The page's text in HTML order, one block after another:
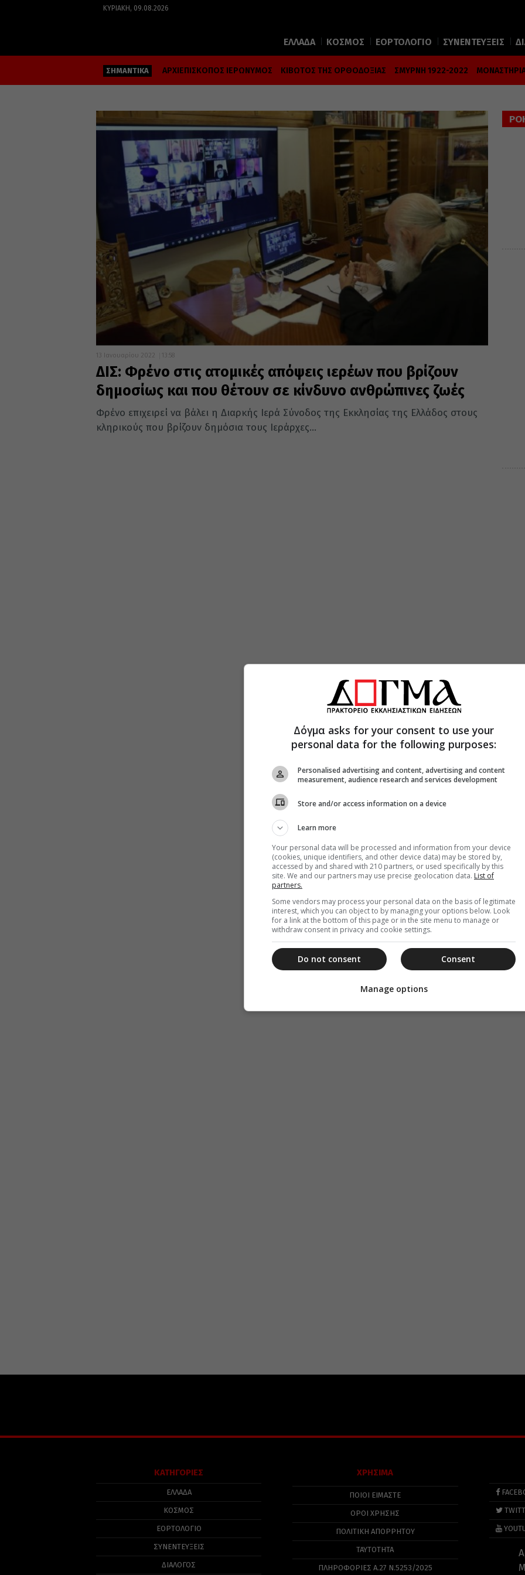
ΚΥΡΙΑΚΉ, 09.08.2026
ΕΛΛΑΔΑ ΚΟΣΜΟΣ ΕΟΡΤΟΛΟΓΙΟ ΣΥΝΕΝΤΕΥΞΕΙΣ
ΣΗΜΑΝΤΙΚΑ ΑΡΧΙΕΠΙΣΚΟΠΟΣ ΙΕΡΩΝΥΜΟΣ ΚΙΒΩΤΟΣ ΤΗΣ ΟΡΘΟΔΟΞΙΑΣ ΣΜΥΡΝΗ 1922-2022
13 Ιανουαρίου 2022 13:58
ΔΙΣ: Φρένο στις ατομικές απόψεις ιερέων που βρίζουν
δημοσίως και που θέτουν σε κίνδυνο ανθρώπινες ζωές
Φρένο επιχειρεί να βάλει η Διαρκής Ιερά Σύνοδος της Εκκλησίας της Ελλάδος στους
κληρικούς που βρίζουν δημόσια τους Ιεράρχες...
ΚΑΤΗΓΟΡΙΕΣ
ΕΛΛΑΔΑ
ΚΟΣΜΟΣ
ΕΟΡΤΟΛΟΓΙΟ
ΣΥΝΕΝΤΕΥΞΕΙΣ
ΔΙΑΛΟΓΟΣ
ΧΡΗΣΙΜΑ
ΠΟΙΟΙ ΕΙΜΑΣΤΕ
ΟΡΟΙ ΧΡΗΣΗΣ
ΠΟΛΙΤΙΚΉ ΑΠΟΡΡΉΤΟΥ
ΤΑΥΤΟΤΗΤΑ
ΠΛΗΡΟΦΟΡΊΕΣ Α.27 Ν.5253/2025
Δόγμα asks for your consent to use your
personal data for the following purposes:
Personalised advertising and content, advertising and content
measurement, audience research and services development
Store and/or access information on a device
Learn more
Your personal data will be processed and information from your device
(cookies, unique identifiers, and other device data) may be stored by,
accessed by and shared with 210 partners, or used specifically by this
site. We and our partners may use precise geolocation data. List of
partners.
Some vendors may process your personal data on the basis of legitimate
interest, which you can object to by managing your options below. Look
for a link at the bottom of this page or in the site menu to manage or
withdraw consent in privacy and cookie settings.
Consent
Do not consent
Manage options